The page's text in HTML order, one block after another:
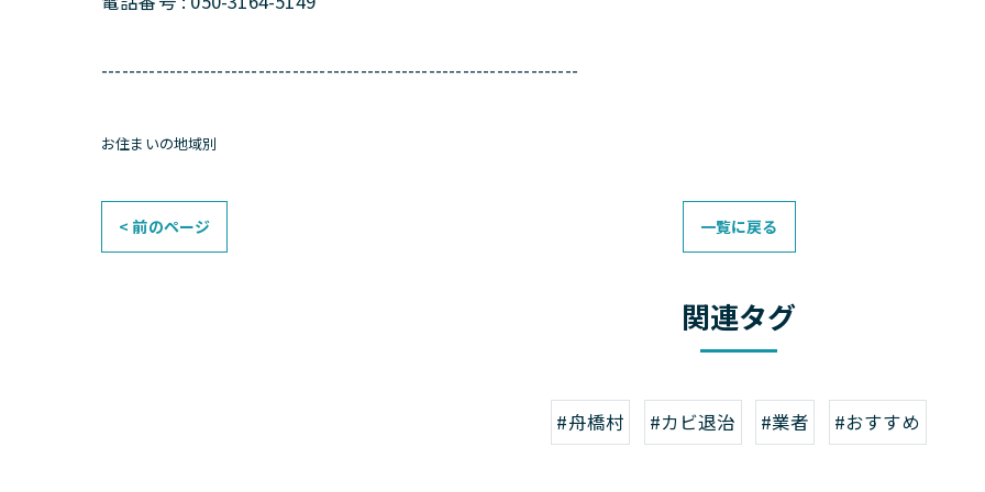
----------------------------------------------------------------------
お住まいの地域別
< 前のページ 一覧に戻る
関連タグ
#舟橋村 #カビ退治 #業者 #おすすめ